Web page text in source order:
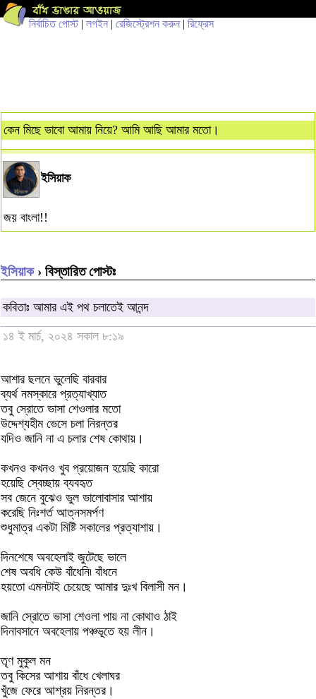
নির্বাচিত পোস্ট| লগইন | রেজিস্ট্রেশন করুন | রিফ্রেস
কেন মিছে ভাবো আমায় নিয়ে? আমি আছি আমার মতো।
ইসিয়াক
জয় বাংলা!!
ইসিয়াক› বিস্তারিত পোস্টঃ
কবিতাঃ আমার এই পথ চলাতেই আনন্দ
১৪ ই মার্চ, ২০২৪ সকাল ৮:১৯
আশার ছলনে ভুলেছি বারবার
ব্যর্থ নমস্কারে প্রত্যাখ্যাত
তবু স্রোতে ভাসা শেওলার মতো
উদ্দেশ্যহীম ভেসে চলা নিরন্তর
যদিও জানি না এ চলার শেষ কোথায়।
কখনও কখনও খুব প্রয়োজন হয়েছি কারো
হয়েছি স্বেচ্ছায় ব্যবহৃত
সব জেনে বুঝেও ভুল ভালোবাসার আশায়
করেছি নিঃশর্ত আত্নসমর্পণ
শুধুমাত্র একটা মিষ্টি সকালের প্রত্যাশায়।
দিনশেষে অবহেলাই জুটেছে ভালে
শেষ অবধি কেউ বাঁধেনি৷ বাঁধনে
হয়তো এমনটাই চেয়েছে আমার দুঃখ বিলাসী মন।
জানি স্রোতে ভাসা শেওলা পায় না কোথাও ঠাই
দিনাবসানে অবহেলায় পঞ্চভূতে হয় লীন।
তৃণ মুকুল মন
তবু কিসের আশায় বাঁধে খেলাঘর
খুঁজে ফেরে আশ্রয় নিরন্তর।